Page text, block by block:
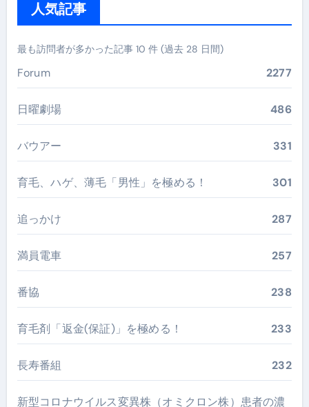
人気記事
最も訪問者が多かった記事 10 件 (過去 28 日間)
Forum 2277
日曜劇場 486
バウアー 331
育毛、ハゲ、薄毛「男性」を極める！ 301
追っかけ 287
満員電車 257
番協 238
育毛剤「返金(保証)」を極める！ 233
長寿番組 232
新型コロナウイルス変異株（オミクロン株）患者の濃